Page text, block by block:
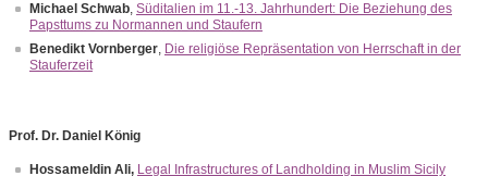
Michael Schwab, Süditalien im 11.-13. Jahrhundert: Die Beziehung des
Papsttums zu Normannen und Staufern
Benedikt Vornberger, Die religiöse Repräsentation von Herrschaft in der
Stauferzeit
Prof. Dr. Daniel König
Hossameldin Ali, Legal Infrastructures of Landholding in Muslim Sicily